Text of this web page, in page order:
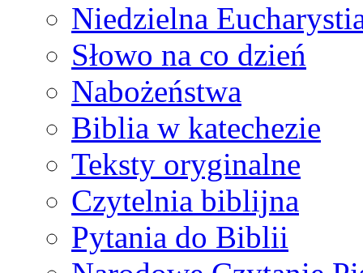
Niedzielna
Słowo na co dzień
Nabożeństwa
Biblia w katechezie
Teksty oryginalne
Czytelnia biblijna
Pytania do Biblii